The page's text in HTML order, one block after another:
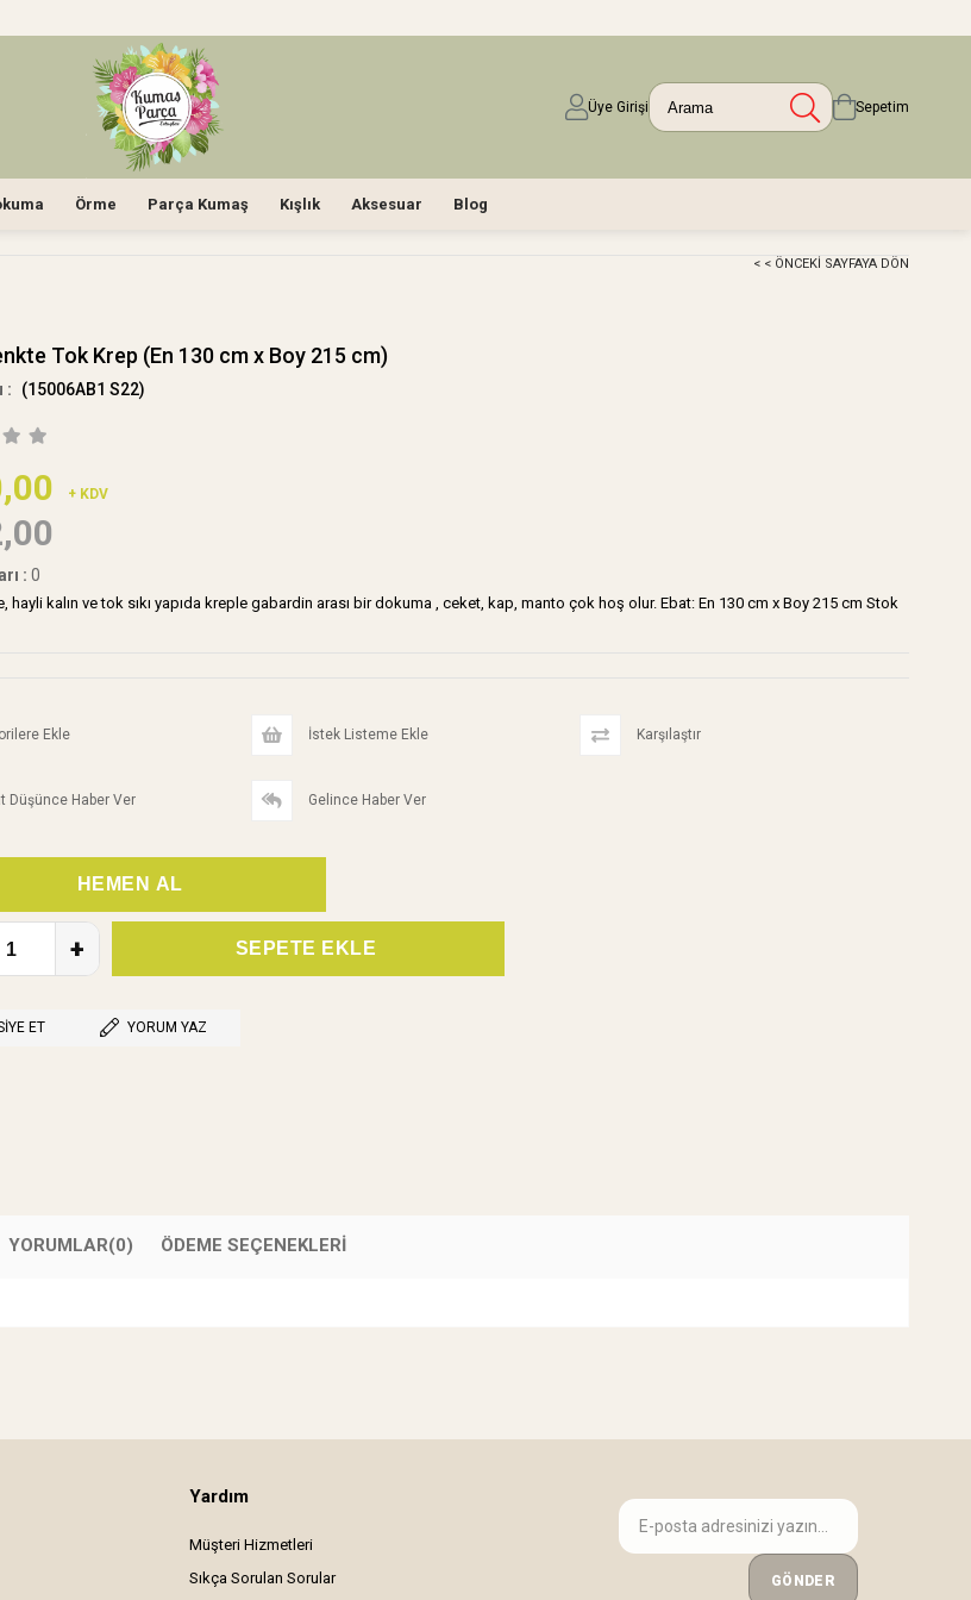
Üye Girişi Sepetim
Örme Parça Kumaş Kışlık Aksesuar Blog
< < ÖNCEKI SAYFAYA DÖN
Tok Krep (En 130 cm x Boy 215 cm)
(15006AB1 S22)
+ KDV
: 0
hayli kalın ve tok sıkı yapıda kreple gabardin arası bir dokuma , ceket, kap, manto çok hoş olur. Ebat: En 130 cm x Boy 215 cm Stok
Ekle İstek Listeme Ekle Karşılaştır
Düşünce Haber Ver Gelince Haber Ver
ET YORUM YAZ
YORUMLAR(0) ÖDEME SEÇENEKLERI
Yardım
Müşteri Hizmetleri
Sıkça Sorulan Sorular
GÖNDER